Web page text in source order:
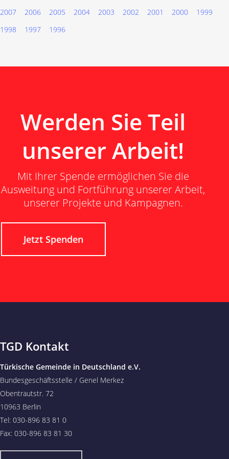
2007
2006 2005 2004 2003 2002 2001 2000
1999
1998
1997 1996
Werden Sie Teil
unserer Arbeit!
Mit Ihrer Spende ermöglichen Sie die
Ausweitung und Fortführung unserer Arbeit,
unserer Projekte und Kampagnen.
Jetzt Spenden
TGD Kontakt
Türkische Gemeinde in Deutschland e.V.
Bundesgeschäftsstelle / Genel Merkez
Obentrautstr. 72
10963 Berlin
Tel: 030-896 83 81 0
Fax: 030-896 83 81 30